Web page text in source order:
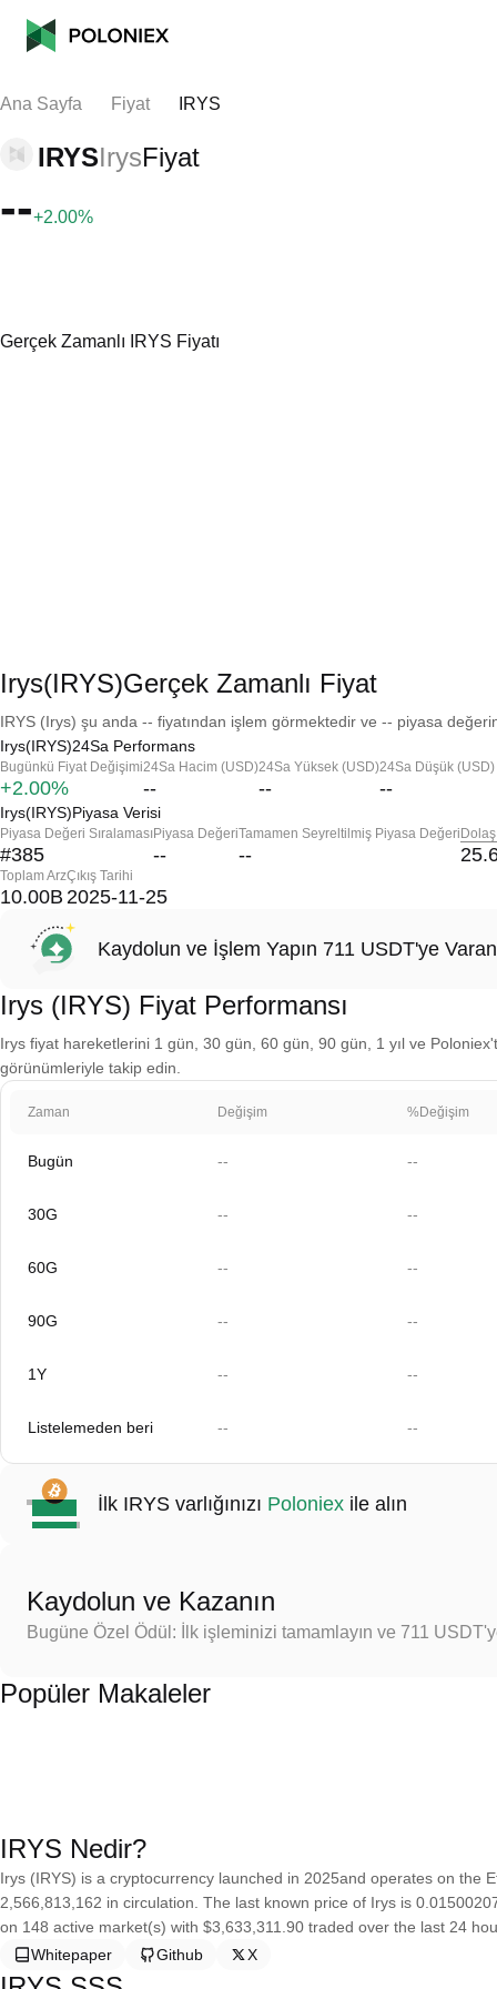
Ana Sayfa Fiyat IRYS
IRYSIrysFiyat
--+2.00%
Gerçek Zamanlı IRYS Fiyatı
Irys(IRYS)Gerçek Zamanlı Fiyat
IRYS (Irys) şu anda -- fiyatından işlem görmektedir ve -- piyasa
Irys(IRYS)24Sa Performans
Bugünkü Fiyat Değişimi
+2.00%
24Sa Hacim (USD)
--
24Sa Yüksek (USD)
--
24Sa Düşük (USD)
--
Irys(IRYS)Piyasa Verisi
Piyasa Değeri Sıralaması
#385
Piyasa Değeri
--
Tamamen Seyreltilmiş Piyasa Değeri
--
Toplam Arz
10.00B
Çıkış Tarihi
2025-11-25
Kaydolun ve İşlem Yapın 711 USDT'ye
Irys (IRYS) Fiyat Performansı
Irys fiyat hareketlerini 1 gün, 30 gün, 60 gün, 90 gün, 1 yıl ve
görünümleriyle takip edin.
Zaman Değişim %Değişim
Bugün -- --
30G -- --
60G -- --
90G -- --
1Y -- --
Listelemeden beri -- --
İlk IRYS varlığınızı Poloniex ile alın
Kaydolun ve Kazanın
Bugüne Özel Ödül: İlk işleminizi tamamlayın ve 711
Popüler Makaleler
IRYS Nedir?
Irys (IRYS) is a cryptocurrency launched in 2025and operates on
2,566,813,162 in circulation. The last known price of Irys is
on 148 active market(s) with $3,633,311.90 traded over the last 24
Whitepaper
Github X